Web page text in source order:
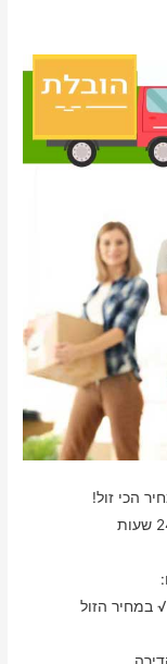
הכי זול!
במחיר הזול